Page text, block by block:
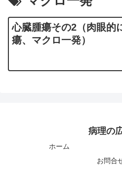
心臓腫瘍その2（肉眼的
瘍、マクロ一発）
病理の
ホーム
お問合